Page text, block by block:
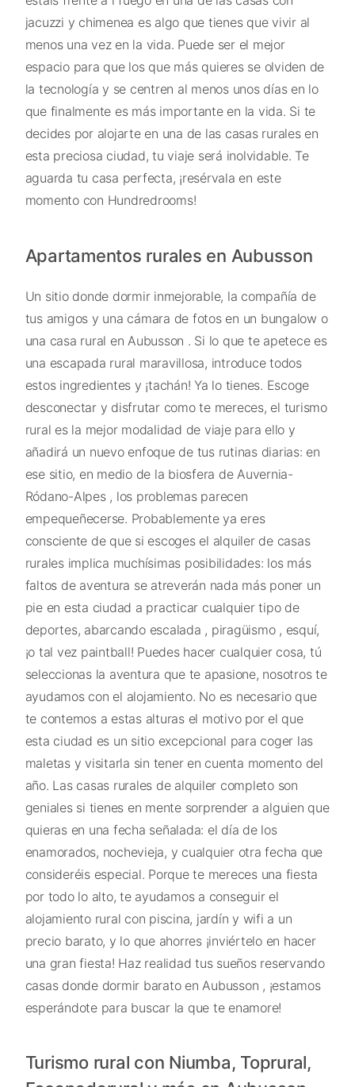
jacuzzi y chimenea es algo que tienes que vivir al
menos una vez en la vida. Puede ser el mejor
espacio para que los que más quieres se olviden de
la tecnología y se centren al menos unos días en lo
que finalmente es más importante en la vida. Si te
decides por alojarte en una de las casas rurales en
esta preciosa ciudad, tu viaje será inolvidable. Te
aguarda tu casa perfecta, ¡resérvala en este
momento con Hundredrooms!
Apartamentos rurales en Aubusson
Un sitio donde dormir inmejorable, la compañía de
tus amigos y una cámara de fotos en un bungalow o
una casa rural en Aubusson . Si lo que te apetece es
una escapada rural maravillosa, introduce todos
estos ingredientes y ¡tachán! Ya lo tienes. Escoge
desconectar y disfrutar como te mereces, el turismo
rural es la mejor modalidad de viaje para ello y
añadirá un nuevo enfoque de tus rutinas diarias: en
ese sitio, en medio de la biosfera de Auvernia-
Ródano-Alpes , los problemas parecen
empequeñecerse. Probablemente ya eres
consciente de que si escoges el alquiler de casas
rurales implica muchísimas posibilidades: los más
faltos de aventura se atreverán nada más poner un
pie en esta ciudad a practicar cualquier tipo de
deportes, abarcando escalada , piragüismo , esquí,
¡o tal vez paintball! Puedes hacer cualquier cosa, tú
seleccionas la aventura que te apasione, nosotros te
ayudamos con el alojamiento. No es necesario que
te contemos a estas alturas el motivo por el que
esta ciudad es un sitio excepcional para coger las
maletas y visitarla sin tener en cuenta momento del
año. Las casas rurales de alquiler completo son
geniales si tienes en mente sorprender a alguien que
quieras en una fecha señalada: el día de los
enamorados, nochevieja, y cualquier otra fecha que
consideréis especial. Porque te mereces una fiesta
por todo lo alto, te ayudamos a conseguir el
alojamiento rural con piscina, jardín y wifi a un
precio barato, y lo que ahorres ¡inviértelo en hacer
una gran fiesta! Haz realidad tus sueños reservando
casas donde dormir barato en Aubusson , ¡estamos
esperándote para buscar la que te enamore!
Turismo rural con Niumba, Toprural,